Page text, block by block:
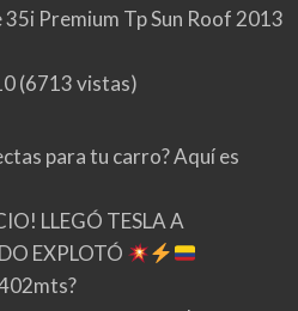
Premium Tp Sun Roof 2013
(6713 vistas)
para tu carro? Aquí es
LLEGÓ TESLA A
EXPLOTÓ